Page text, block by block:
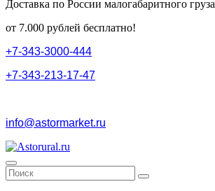
Доставка по России малогабаритного груза
от 7.000 рублей бесплатно!
+7-343-3000-444
+7-343-213-17-47
info@astormarket.ru